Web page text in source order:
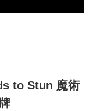
to Stun 魔術